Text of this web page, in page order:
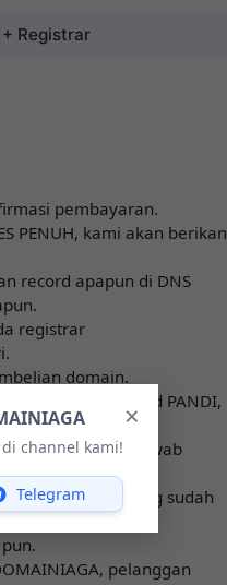
×
channel kami!
Telegram
+ Registrar
pembayaran.
PENUH, kami akan berikan
record apapun di DNS
registrar
domain.
belum di approved PANDI,
tanggung jawab
domain yang sudah
pelanggan